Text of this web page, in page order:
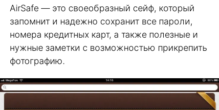
AirSafe — это своеобразный сейф, который
запомнит и надежно сохранит все пароли,
номера кредитных карт, а также полезные и
нужные заметки с возможностью прикрепить
фотографию.